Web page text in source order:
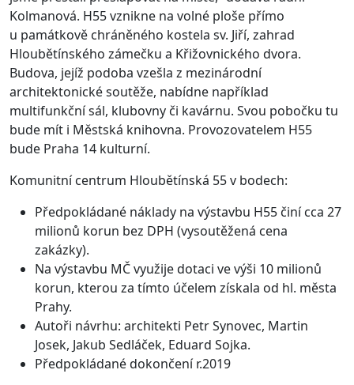
Kolmanová. H55 vznikne na volné ploše přímo
u památkově chráněného kostela sv. Jiří, zahrad
Hloubětínského zámečku a Křižovnického dvora.
Budova, jejíž podoba vzešla z mezinárodní
architektonické soutěže, nabídne například
multifunkční sál, klubovny či kavárnu. Svou pobočku tu
bude mít i Městská knihovna. Provozovatelem H55
bude Praha 14 kulturní.
Komunitní centrum Hloubětínská 55 v bodech:
Předpokládané náklady na výstavbu H55 činí cca 27
milionů korun bez DPH (vysoutěžená cena
zakázky).
Na výstavbu MČ využije dotaci ve výši 10 milionů
korun, kterou za tímto účelem získala od hl. města
Prahy.
Autoři návrhu: architekti Petr Synovec, Martin
Josek, Jakub Sedláček, Eduard Sojka.
Předpokládané dokončení r.2019